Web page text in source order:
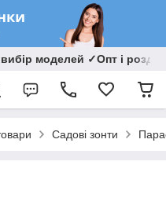
моделей ✓Опт і
Садові зонти